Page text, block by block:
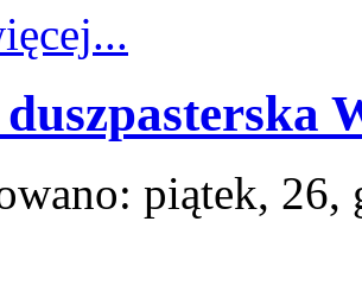
piątek,